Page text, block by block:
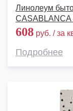
Линолеум
CASABLANCA
608 руб. / за
Подробнее